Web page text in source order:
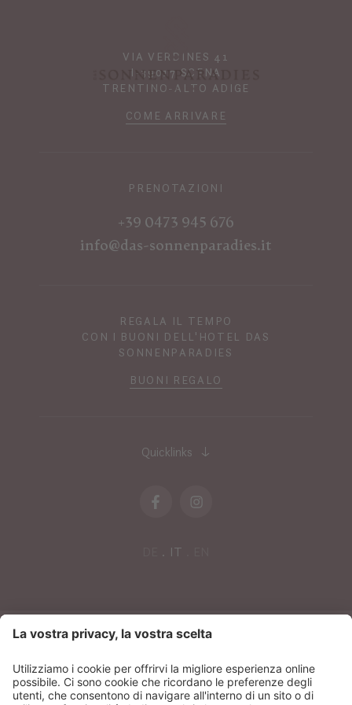
VIA VERDINES 41
I-39017 SCENA
TRENTINO-ALTO ADIGE
COME ARRIVARE
PRENOTAZIONI
+39 0473 945 676
info@das-sonnenparadies.it
REGALA IL TEMPO
CON I BUONI DELL'HOTEL DAS
SONNENPARADIES
BUONI REGALO
Quicklinks
IT
NEWSLETTER